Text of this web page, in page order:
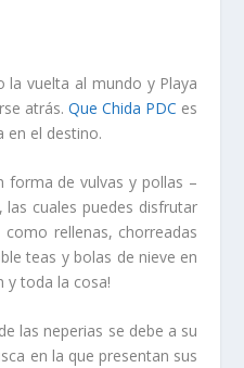
la vuelta al mundo y Playa
atrás.Que Chida PDC es
en el destino.
forma de vulvas y pollas –
cuales puedes disfrutar
rellenas, chorreadas
teas y bolas de nieve en
y toda la cosa!
las neperias se debe a su
en la que presentan sus